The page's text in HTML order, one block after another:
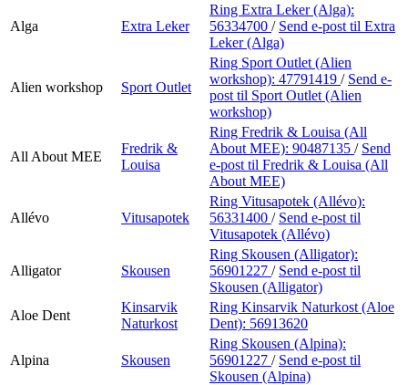
Alga Extra Leker
Ring Extra Leker (Alga):
56334700 / Send e-post til Extra
Leker (Alga)
Alien workshop Sport Outlet
Ring Sport Outlet (Alien
workshop): 47791419 / Send e-
post til Sport Outlet (Alien
workshop)
All About MEE
Fredrik &
Louisa
Ring Fredrik & Louisa (All
About MEE): 90487135 / Send
e-post til Fredrik & Louisa (All
About MEE)
Allévo Vitusapotek
Ring Vitusapotek (Allévo):
56331400 / Send e-post til
Vitusapotek (Allévo)
Alligator Skousen
Ring Skousen (Alligator):
56901227 / Send e-post til
Skousen (Alligator)
Aloe Dent
Kinsarvik
Naturkost
Ring Kinsarvik Naturkost (Aloe
Dent): 56913620
Alpina Skousen
Ring Skousen (Alpina):
56901227 / Send e-post til
Skousen (Alpina)